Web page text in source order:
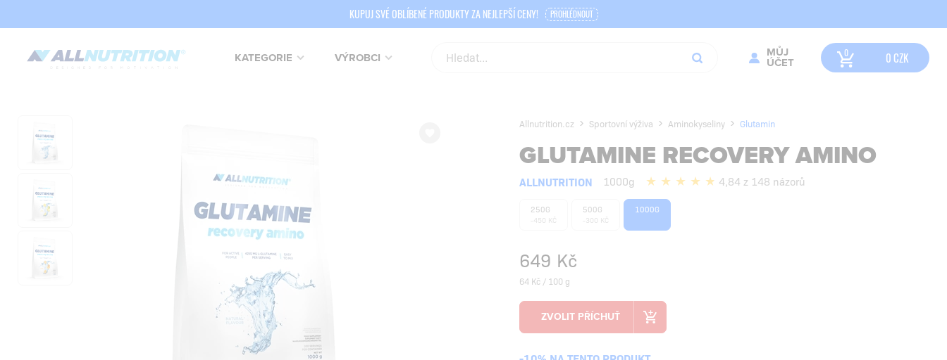
KUPUJ SVÉ OBLÍBENÉ PRODUKTY ZA NEJLEPŠÍ CENY! PROHLÉDNOUT
KATEGORIE VÝROBCI
MŮJ
ÚČET
0 CZK
Allnutrition.cz Sportovní výživa Aminokyseliny Glutamin
GLUTAMINE RECOVERY AMINO
ALLNUTRITION 1000g 4,84 z 148 názorů
250G
-450 KČ
500G
-300 KČ
1000G
649 Kč
64 Kč / 100 g